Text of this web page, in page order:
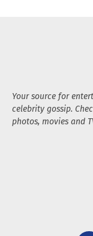
Your source for
celebrity gossip.
photos, movies and